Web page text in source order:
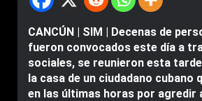
CANCÚN | SIM | Decenas de
fueron convocados este día a
sociales, se reunieron esta
la casa de un ciudadano cubano
en las últimas horas por agredir